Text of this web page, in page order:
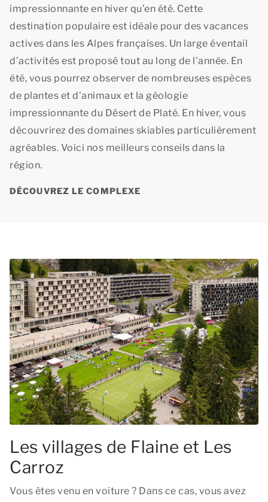
impressionnante en hiver qu’en été. Cette
destination populaire est idéale pour des vacances
actives dans les Alpes françaises. Un large éventail
d’activités est proposé tout au long de l’année. En
été, vous pourrez observer de nombreuses espèces
de plantes et d’animaux et la géologie
impressionnante du Désert de Platé. En hiver, vous
découvrirez des domaines skiables particulièrement
agréables. Voici nos meilleurs conseils dans la
région.
DÉCOUVREZ LE COMPLEXE
Les villages de Flaine et Les
Carroz
Vous êtes venu en voiture ? Dans ce cas, vous avez